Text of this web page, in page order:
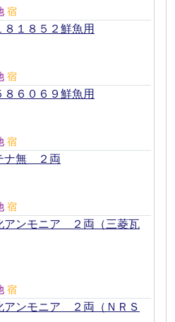
宿
１８５２鮮魚用
宿
６０６９鮮魚用
宿
ナ無 ２両
宿
ンモニア ２両（三菱瓦
宿
ンモニア ２両（ＮＲＳ